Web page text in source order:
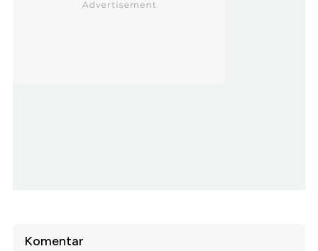
Komentar